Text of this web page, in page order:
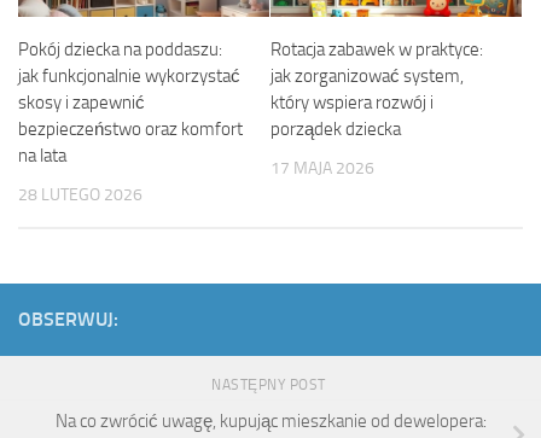
Pokój dziecka na poddaszu:
jak funkcjonalnie wykorzystać
skosy i zapewnić
bezpieczeństwo oraz komfort
na lata
28 LUTEGO 2026
Rotacja zabawek w praktyce:
jak zorganizować system,
który wspiera rozwój i
porządek dziecka
17 MAJA 2026
OBSERWUJ:
NASTĘPNY POST
Na co zwrócić uwagę, kupując mieszkanie od dewelopera: